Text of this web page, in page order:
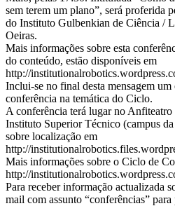
sem terem um plano”, será proferida
do Instituto Gulbenkian de Ciência /
Oeiras.
Mais informações sobre esta
do conteúdo, estão disponíveis em
http://
Inclui-se no final desta mensagem um
conferência na temática do Ciclo.
A conferência terá lugar no
Instituto Superior Técnico (campus
sobre localização em
http://
Mais informações sobre o Ciclo de
http://
Para receber informação actualizada
mail com assunto “conferências”